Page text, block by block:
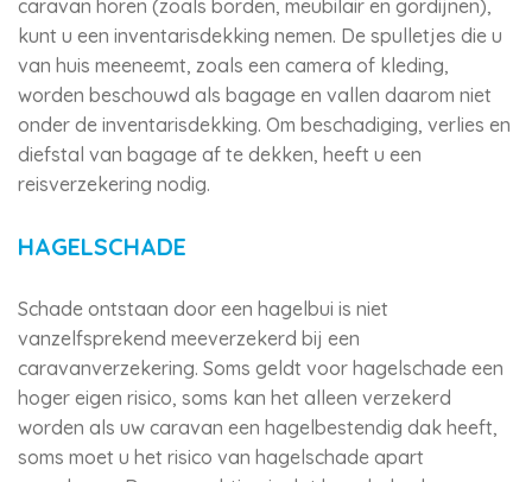
caravan horen (zoals borden, meubilair en gordijnen),
kunt u een inventarisdekking nemen. De spulletjes die u
van huis meeneemt, zoals een camera of kleding,
worden beschouwd als bagage en vallen daarom niet
onder de inventarisdekking. Om beschadiging, verlies en
diefstal van bagage af te dekken, heeft u een
reisverzekering nodig.
HAGELSCHADE
Schade ontstaan door een hagelbui is niet
vanzelfsprekend meeverzekerd bij een
caravanverzekering. Soms geldt voor hagelschade een
hoger eigen risico, soms kan het alleen verzekerd
worden als uw caravan een hagelbestendig dak heeft,
soms moet u het risico van hagelschade apart